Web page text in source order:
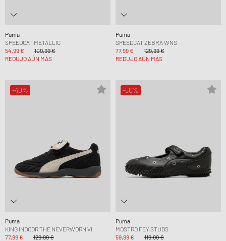
Puma
SPEEDCAT METALLIC
54,99 €
109,99 €
REDUJO AÚN MÁS
Puma
SPEEDCAT ZEBRA WNS
77,99 €
129,99 €
REDUJO AÚN MÁS
-40%
Puma
KING INDOOR THE NEVERWORN VI
77,99 €
129,99 €
-50%
Puma
MOSTRO FEY STUDS
59,99 €
119,99 €